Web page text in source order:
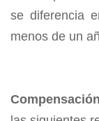
se diferencia
menos de un